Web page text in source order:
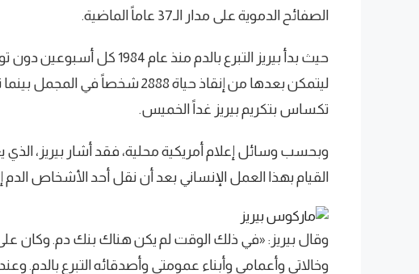
الصفائح الدموية على مدار الـ37 عاماً الماضية.
حيث بدأ بيريز التبرع بالدم
تكساس بتكريم بيريز غداً الخميس.
وبحسب وسائل إعلام أمريكية محلية، فقد أشار بيريز،
القيام بهذا العمل الإنساني بعد أن نقل أحد الأشخاص الدم
وقال بيريز: «في ذلك الوقت لم يكن هناك بنك دم. وكان
وخالاتي وأعمامي وأبناء عمومتي وأصدقائه التبرع بالدم.